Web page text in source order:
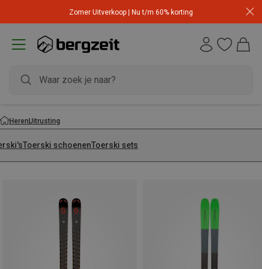
Zomer Uitverkoop | Nu t/m 60% korting
HerenUitrusting
Toerski schoenenToerski sets